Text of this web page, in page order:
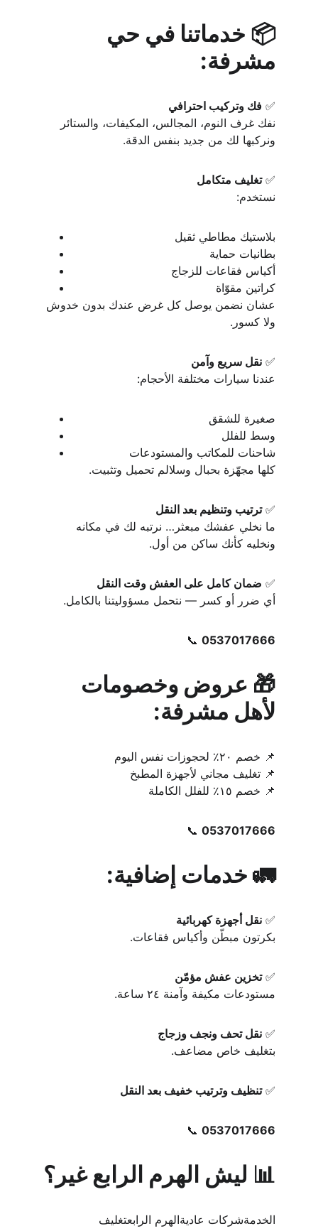
📦 خدماتنا في حي
مشرفة:
✅ فك وتركيب احترافي
نفك غرف النوم، المجالس، المكيفات، والستائر
ونركبها لك من جديد بنفس الدقة.
✅ تغليف متكامل
نستخدم:
بلاستيك مطاطي ثقيل
بطانيات حماية
أكياس فقاعات للزجاج
كراتين مقوّاة
عشان نضمن يوصل كل غرض عندك بدون خدوش
ولا كسور.
✅ نقل سريع وآمن
عندنا سيارات مختلفة الأحجام:
صغيرة للشقق
وسط للفلل
شاحنات للمكاتب والمستودعات
كلها مجهّزة بحبال وسلالم تحميل وتثبيت.
✅ ترتيب وتنظيم بعد النقل
ما نخلي عفشك مبعثر… نرتبه لك في مكانه
ونخليه كأنك ساكن من أول.
✅ ضمان كامل على العفش وقت النقل
أي ضرر أو كسر — نتحمل مسؤوليتنا بالكامل.
📞 0537017666
🎁 عروض وخصومات
لأهل مشرفة:
📌 خصم ٢٠٪ لحجوزات نفس اليوم
📌 تغليف مجاني لأجهزة المطبخ
📌 خصم ١٥٪ للفلل الكاملة
📞 0537017666
🚛 خدمات إضافية:
✅ نقل أجهزة كهربائية
بكرتون مبطّن وأكياس فقاعات.
✅ تخزين عفش مؤمّن
مستودعات مكيفة وآمنة ٢٤ ساعة.
✅ نقل تحف ونجف وزجاج
بتغليف خاص مضاعف.
✅ تنظيف وترتيب خفيف بعد النقل
📞 0537017666
📊 ليش الهرم الرابع غير؟
الخدمةشركات عاديةالهرم الرابعتغليف